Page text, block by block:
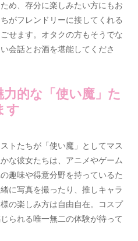
め、存分に楽しみたい方にもお
がフレンドリーに接してくれる
せます。オタクの方もそうでな
会話とお酒を堪能してくださ
的な「使い魔」た
す
トたちが「使い魔」としてマス
な彼女たちは、アニメやゲーム
趣味や得意分野を持っているた
に写真を撮ったり、推しキャラ
の楽しみ方は自由自在。コスプ
られる唯一無二の体験が待って